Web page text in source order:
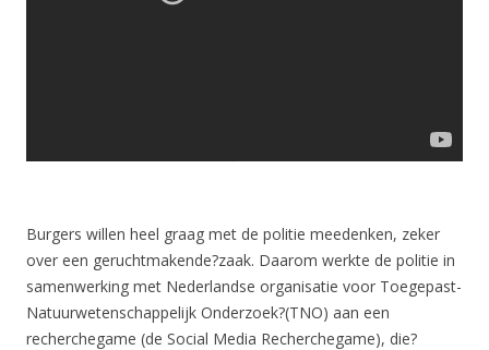
Burgers willen heel graag met de politie meedenken, zeker
over een geruchtmakende?zaak. Daarom werkte de politie in
samenwerking met Nederlandse organisatie voor Toegepast-
Natuurwetenschappelijk Onderzoek?(TNO) aan een
recherchegame (de Social Media Recherchegame), die?